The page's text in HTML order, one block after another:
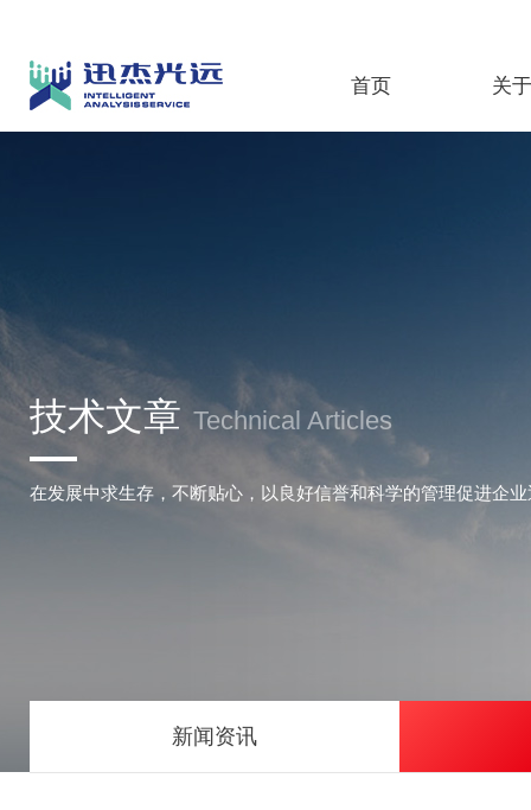
首页 关
技术文章 Technical Articles
在发展中求生存，不断贴心，以良好信誉和科学的管理促进企
新闻资讯